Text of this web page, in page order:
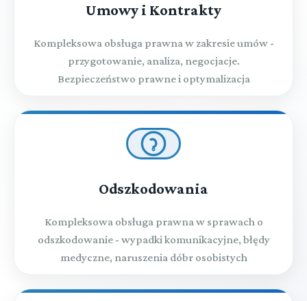
Umowy i Kontrakty
Kompleksowa obsługa prawna w zakresie umów -
przygotowanie, analiza, negocjacje.
Bezpieczeństwo prawne i optymalizacja
Odszkodowania
Kompleksowa obsługa prawna w sprawach o
odszkodowanie - wypadki komunikacyjne, błędy
medyczne, naruszenia dóbr osobistych